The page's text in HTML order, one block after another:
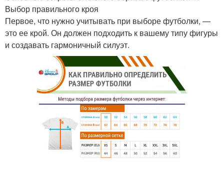
Выбор правильного кроя
Первое, что нужно учитывать при выборе футболки, —
это ее крой. Он должен подходить к вашему типу фигуры
и создавать гармоничный силуэт.